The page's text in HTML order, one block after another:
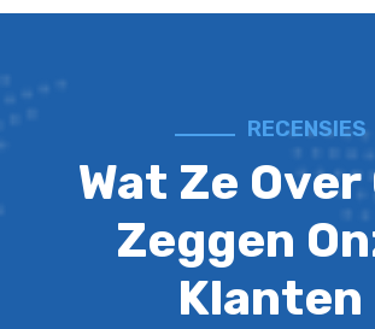
RECENSIES
Wat Ze Over
Zeggen
Klanten